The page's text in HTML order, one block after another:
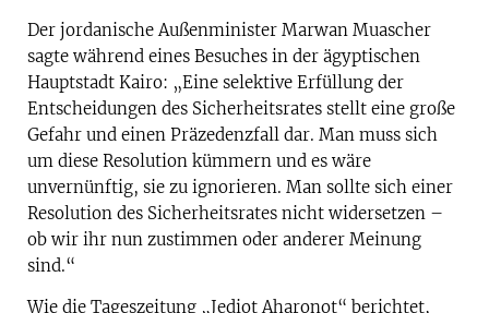
Der jordanische Außenminister Marwan Muascher
sagte während eines Besuches in der ägyptischen
Hauptstadt Kairo: „Eine selektive Erfüllung der
Entscheidungen des Sicherheitsrates stellt eine große
Gefahr und einen Präzedenzfall dar. Man muss sich
um diese Resolution kümmern und es wäre
unvernünftig, sie zu ignorieren. Man sollte sich einer
Resolution des Sicherheitsrates nicht widersetzen –
ob wir ihr nun zustimmen oder anderer Meinung
sind.“
Wie die Tageszeitung „Jediot Aharonot“ berichtet,